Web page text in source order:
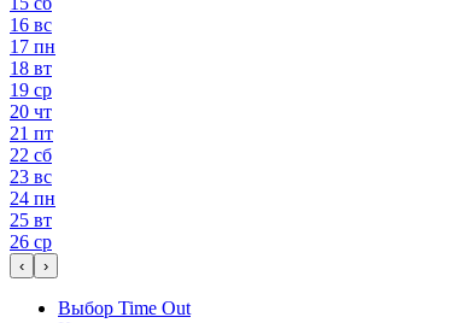
16 вс
17 пн
18 вт
19 ср
20 чт
21 пт
22 сб
23 вс
24 пн
25 вт
26 ср
‹ ›
Выбор Time Out